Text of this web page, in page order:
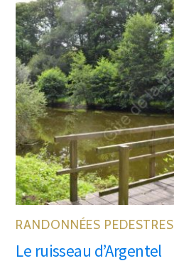
RANDONNÉES PEDESTRES
Le ruisseau d’Argentel